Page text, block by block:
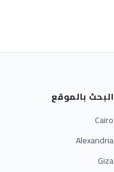
البحث بالموقع
Cairo
Alexandria
Giza